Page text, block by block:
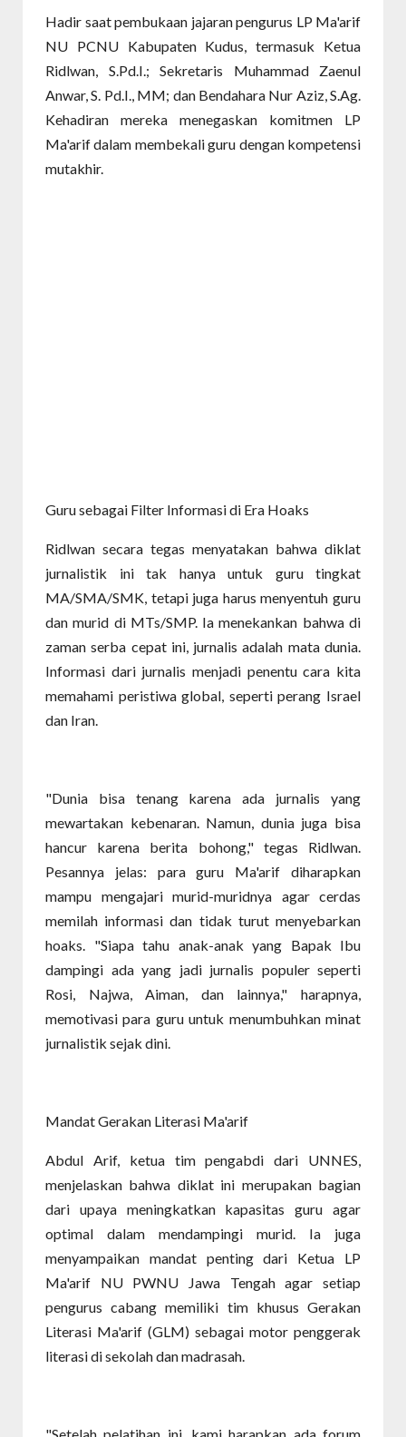
Hadir saat pembukaan jajaran pengurus LP Ma'arif
NU PCNU Kabupaten Kudus, termasuk Ketua
Ridlwan, S.Pd.I.; Sekretaris Muhammad Zaenul
Anwar, S. Pd.I., MM; dan Bendahara Nur Aziz, S.Ag.
Kehadiran mereka menegaskan komitmen LP
Ma'arif dalam membekali guru dengan kompetensi
mutakhir.
Guru sebagai Filter Informasi di Era Hoaks
Ridlwan secara tegas menyatakan bahwa diklat
jurnalistik ini tak hanya untuk guru tingkat
MA/SMA/SMK, tetapi juga harus menyentuh guru
dan murid di MTs/SMP. Ia menekankan bahwa di
zaman serba cepat ini, jurnalis adalah mata dunia.
Informasi dari jurnalis menjadi penentu cara kita
memahami peristiwa global, seperti perang Israel
dan Iran.
"Dunia bisa tenang karena ada jurnalis yang
mewartakan kebenaran. Namun, dunia juga bisa
hancur karena berita bohong," tegas Ridlwan.
Pesannya jelas: para guru Ma'arif diharapkan
mampu mengajari murid-muridnya agar cerdas
memilah informasi dan tidak turut menyebarkan
hoaks. "Siapa tahu anak-anak yang Bapak Ibu
dampingi ada yang jadi jurnalis populer seperti
Rosi, Najwa, Aiman, dan lainnya," harapnya,
memotivasi para guru untuk menumbuhkan minat
jurnalistik sejak dini.
Mandat Gerakan Literasi Ma'arif
Abdul Arif, ketua tim pengabdi dari UNNES,
menjelaskan bahwa diklat ini merupakan bagian
dari upaya meningkatkan kapasitas guru agar
optimal dalam mendampingi murid. Ia juga
menyampaikan mandat penting dari Ketua LP
Ma'arif NU PWNU Jawa Tengah agar setiap
pengurus cabang memiliki tim khusus Gerakan
Literasi Ma'arif (GLM) sebagai motor penggerak
literasi di sekolah dan madrasah.